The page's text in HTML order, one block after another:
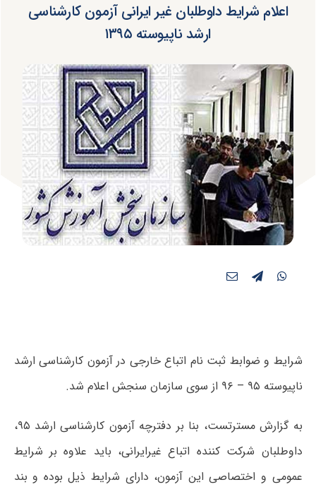
اعلام شرایط داوطلبان غیر ایرانی آزمون کارشناسی
ارشد ناپیوسته ۱۳۹۵
شرایط و ضوابط ثبت نام اتباع خارجی در آزمون کارشناسی ارشد
ناپیوسته ۹۵ – ۹۶ از سوی سازمان سنجش اعلام شد.
به گزارش مسترتست، بنا بر دفترچه آزمون کارشناسی ارشد ۹۵،
داوطلبان شرکت کننده اتباع غیرایرانی، باید علاوه بر شرایط
عمومی و اختصاصی این آزمون، دارای شرایط ذیل بوده و بند